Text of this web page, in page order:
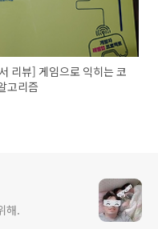
리뷰] 게임으로 익히는 코
고리즘
해.